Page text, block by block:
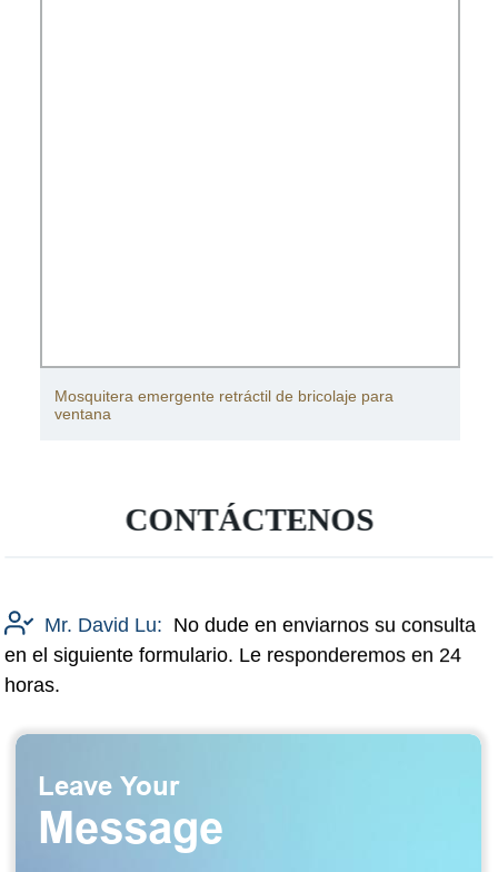
Mosquitera emergente retráctil de bricolaje para
ventana
CONTÁCTENOS
Mr. David Lu: No dude en enviarnos su consulta
en el siguiente formulario. Le responderemos en 24
horas.